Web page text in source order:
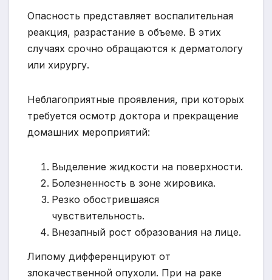
Опасность представляет воспалительная
реакция, разрастание в объеме. В этих
случаях срочно обращаются к дерматологу
или хирургу.
Неблагоприятные проявления, при которых
требуется осмотр доктора и прекращение
домашних мероприятий:
Выделение жидкости на поверхности.
Болезненность в зоне жировика.
Резко обострившаяся
чувствительность.
Внезапный рост образования на лице.
Липому дифференцируют от
злокачественной опухоли. При на раке